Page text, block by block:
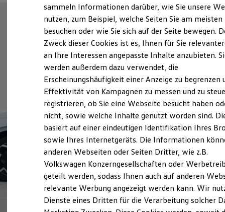
Reichweite
Reichweite der ID. Modelle
Reichweite im Winter
Laden
Laden unterwegs
Laden Zuhause
Ladezeitensimulator
Batterie
Sicherheit
Garantie und Lebensdauer
Nachhaltigkeit
Technologie
Kosten und Kauf
Verbrauchskosten
Kaufoptionen
E-Auto-Förderung
Software und Konnektivität
Die ID. Software 6
ID. Software Versionen und Updates
Digitale Extras
Schnittstellen zu Ihrem ID.
sammeln Informationen darüber, wie Sie unsere
nutzen, zum Beispiel, welche Seiten Sie am meisten
besuchen oder wie Sie sich auf der Seite bewegen.
Zweck dieser Cookies ist es, Ihnen für Sie
an Ihre Interessen angepasste Inhalte anzubieten.
werden außerdem dazu verwendet, die
Erscheinungshäufigkeit einer Anzeige zu begrenzen
Effektivität von Kampagnen zu messen und zu
registrieren, ob Sie eine Webseite besucht haben
nicht, sowie welche Inhalte genutzt worden sind.
basiert auf einer eindeutigen Identifikation Ihres
sowie Ihres Internetgeräts. Die Informationen
anderen Webseiten oder Seiten Dritter, wie z.B.
Volkswagen Konzerngesellschaften oder
geteilt werden, sodass Ihnen auch auf anderen
relevante Werbung angezeigt werden kann. Wir
Dienste eines Dritten für die Verarbeitung solcher